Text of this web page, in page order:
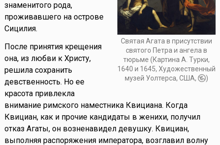
Святая Агата в присутствии
святого Петра и ангела в
тюрьме (Картина А. Турки,
1640 и 1645, Художественный
музей Уолтерса, США,
)
знаменитого рода,
проживавшего на острове
Сицилия.
После принятия крещения
она, из любви к Христу,
решила сохранить
девственность. Но ее
красота привлекла
внимание римского наместника Квициана. Когда
Квициан, как и прочие кандидаты в женихи, получил
отказ Агаты, он возненавидел девушку. Квициан,
выполняя распоряжения императора, возглавил волну